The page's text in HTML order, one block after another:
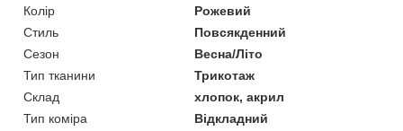
Колір
Рожевий
Стиль
Повсякденний
Сезон
Весна/Літо
Тип тканини
Трикотаж
Склад
хлопок, акрил
Тип коміра
Відкладний